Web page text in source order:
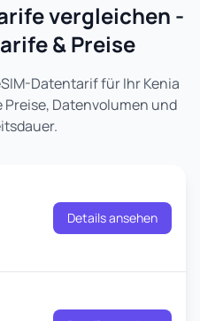
vergleichen -
& Preise
Datentarif für Ihr Kenia
Datenvolumen und
Details ansehen